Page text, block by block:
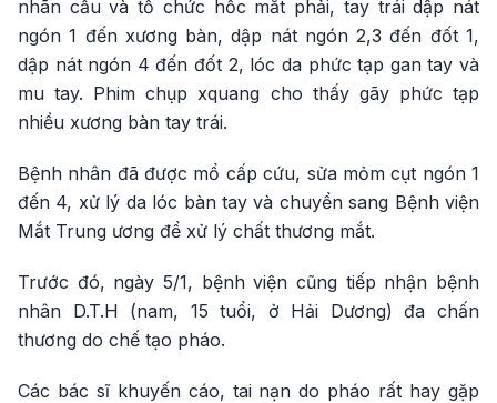
nhãn cầu và tổ chức hốc mắt phải, tay trái dập nát
ngón 1 đến xương bàn, dập nát ngón 2,3 đến đốt 1,
dập nát ngón 4 đến đốt 2, lóc da phức tạp gan tay và
mu tay. Phim chụp xquang cho thấy gãy phức tạp
nhiều xương bàn tay trái.
Bệnh nhân đã được mổ cấp cứu, sửa mỏm cụt ngón 1
đến 4, xử lý da lóc bàn tay và chuyển sang Bệnh viện
Mắt Trung ương để xử lý chất thương mắt.
Trước đó, ngày 5/1, bệnh viện cũng tiếp nhận bệnh
nhân D.T.H (nam, 15 tuổi, ở Hải Dương) đa chấn
thương do chế tạo pháo.
Các bác sĩ khuyến cáo, tai nạn do pháo rất hay gặp